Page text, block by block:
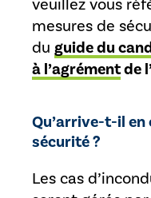
veuillez vous
mesures de
du guide du
à l’agrémentde
Qu’arrive-t-il en
sécurité ?
Les cas